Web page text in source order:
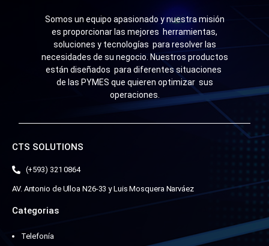
Somos un equipo apasionado y nuestra misión
es proporcionar las mejores herramientas,
soluciones y tecnologías para resolver las
necesidades de su negocio. Nuestros productos
están diseñados para diferentes situaciones
de las PYMES que quieren optimizar sus
operaciones.
CTS SOLUTIONS
(+593) 321 0864
AV. Antonio de Ulloa N26-33 y Luis Mosquera Narváez
Categorias
Telefonía